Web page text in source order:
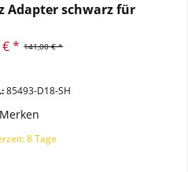
Adapter schwarz für
141,00 € *
€ *
85493-D18-SH
Merken
8 Tage